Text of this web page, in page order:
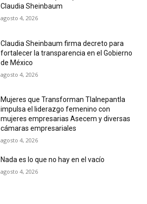
Claudia Sheinbaum
agosto 4, 2026
Claudia Sheinbaum firma decreto para
fortalecer la transparencia en el Gobierno
de México
agosto 4, 2026
Mujeres que Transforman Tlalnepantla
impulsa el liderazgo femenino con
mujeres empresarias Asecem y diversas
cámaras empresariales
agosto 4, 2026
Nada es lo que no hay en el vacío
agosto 4, 2026